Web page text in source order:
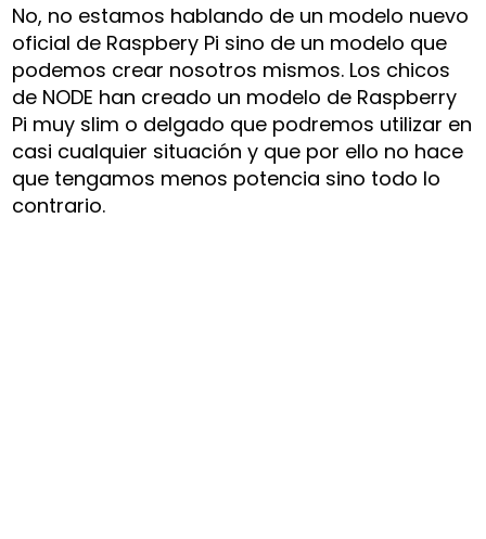
No, no estamos hablando de un modelo nuevo
oficial de Raspbery Pi sino de un modelo que
podemos crear nosotros mismos. Los chicos
de NODE han creado un modelo de Raspberry
Pi muy slim o delgado que podremos utilizar en
casi cualquier situación y que por ello no hace
que tengamos menos potencia sino todo lo
contrario.